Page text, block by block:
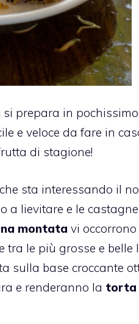
si prepara in
e veloce da fare in
di stagione!
sta interessando il
lievitare e le
montata vi
le più grosse e belle
sulla base croccante
e renderanno la torta